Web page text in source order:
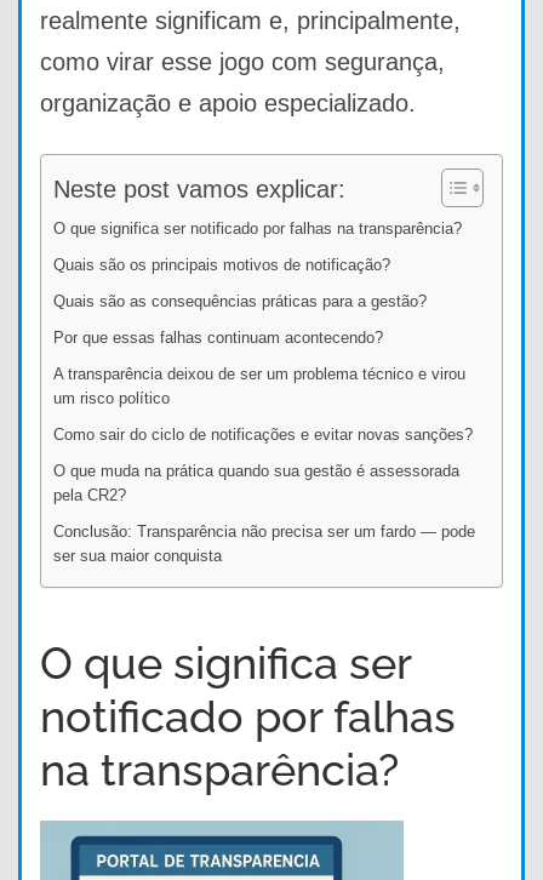
realmente significam e, principalmente,
como virar esse jogo com segurança,
organização e apoio especializado.
Neste post vamos explicar:
O que significa ser notificado por falhas na transparência?
Quais são os principais motivos de notificação?
Quais são as consequências práticas para a gestão?
Por que essas falhas continuam acontecendo?
A transparência deixou de ser um problema técnico e virou
um risco político
Como sair do ciclo de notificações e evitar novas sanções?
O que muda na prática quando sua gestão é assessorada
pela CR2?
Conclusão: Transparência não precisa ser um fardo — pode
ser sua maior conquista
O que significa ser
notificado por falhas
na transparência?